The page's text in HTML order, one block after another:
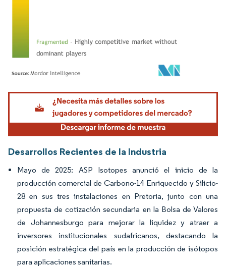
Imagen © Mordor Intelligence. El uso requiere atribución según CC BY 4.0.
Desarrollos Recientes de la Industria
Mayo de 2025: ASP Isotopes anunció el inicio de la
producción comercial de Carbono-14 Enriquecido y Silicio-
28 en sus tres instalaciones en Pretoria, junto con una
propuesta de cotización secundaria en la Bolsa de Valores
de Johannesburgo para mejorar la liquidez y atraer a
inversores institucionales sudafricanos, destacando la
posición estratégica del país en la producción de isótopos
para aplicaciones sanitarias.